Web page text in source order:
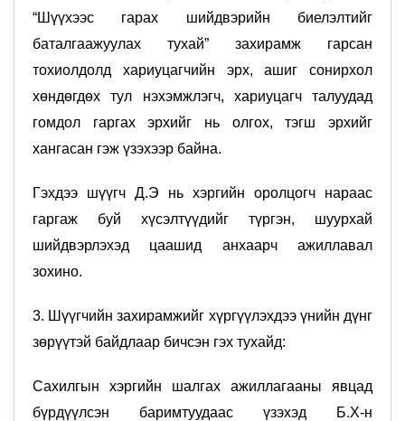
“Шүүхээс гарах шийдвэрийн биелэлтийг
баталгаажуулах тухай” захирамж гарсан
тохиолдолд хариуцагчийн эрх, ашиг сонирхол
хөндөгдөх тул нэхэмжлэгч, хариуцагч талуудад
гомдол гаргах эрхийг нь олгох, тэгш эрхийг
хангасан гэж үзэхээр байна.
Гэхдээ шүүгч Д.Э нь хэргийн оролцогч нараас
гаргаж буй хүсэлтүүдийг түргэн, шуурхай
шийдвэрлэхэд цаашид анхаарч ажиллавал
зохино.
3. Шүүгчийн захирамжийг хүргүүлэхдээ үнийн дүнг
зөрүүтэй байдлаар бичсэн гэх тухайд:
Сахилгын хэргийн шалгах ажиллагааны явцад
бүрдүүлсэн баримтуудаас үзэхэд Б.Х-н